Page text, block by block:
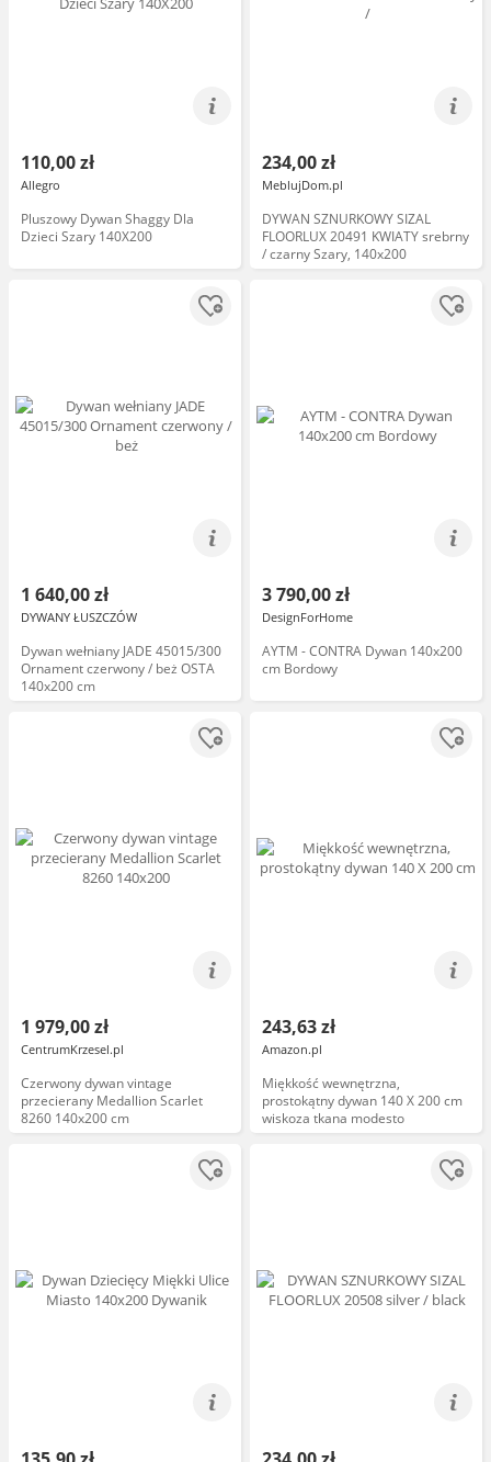
110,00 zł
Allegro
Pluszowy Dywan Shaggy Dla
Dzieci Szary 140X200
234,00 zł
MeblujDom.pl
DYWAN SZNURKOWY SIZAL
FLOORLUX 20491 KWIATY srebrny
/ czarny Szary, 140x200
1 640,00 zł
DYWANY ŁUSZCZÓW
Dywan wełniany JADE 45015/300
Ornament czerwony / beż OSTA
140x200 cm
3 790,00 zł
DesignForHome
AYTM - CONTRA Dywan 140x200
cm Bordowy
1 979,00 zł
CentrumKrzesel.pl
Czerwony dywan vintage
przecierany Medallion Scarlet
8260 140x200 cm
243,63 zł
Amazon.pl
Miękkość wewnętrzna,
prostokątny dywan 140 X 200 cm
wiskoza tkana modesto